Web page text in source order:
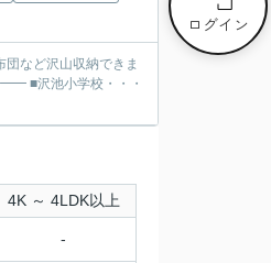
など沢山収納できま
4K ～ 4LDK以上
-
ログイン